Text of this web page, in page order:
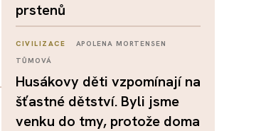
prstenů
CIVILIZACE
APOLENA MORTENSEN
TŮMOVÁ
Husákovy děti vzpomínají na
šťastné dětství. Byli jsme
venku do tmy, protože doma